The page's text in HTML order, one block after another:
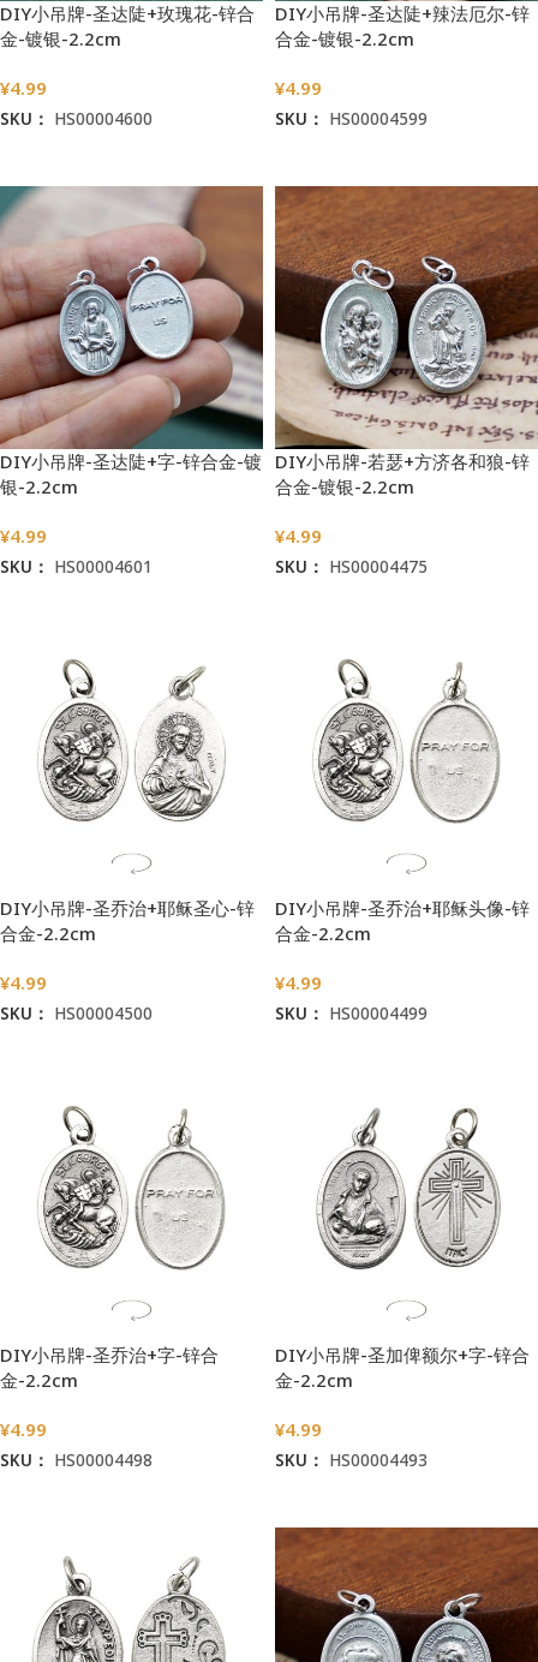
DIY小吊牌-圣达陡+玫瑰花-锌合
金-镀银-2.2cm
¥4.99
SKU： HS00004600
DIY小吊牌-圣达陡+辣法厄尔-锌
合金-镀银-2.2cm
¥4.99
SKU： HS00004599
DIY小吊牌-圣达陡+字-锌合金-镀
银-2.2cm
¥4.99
SKU： HS00004601
DIY小吊牌-若瑟+方济各和狼-锌
合金-镀银-2.2cm
¥4.99
SKU： HS00004475
DIY小吊牌-圣乔治+耶稣圣心-锌
合金-2.2cm
¥4.99
SKU： HS00004500
DIY小吊牌-圣乔治+耶稣头像-锌
合金-2.2cm
¥4.99
SKU： HS00004499
DIY小吊牌-圣乔治+字-锌合
金-2.2cm
¥4.99
SKU： HS00004498
DIY小吊牌-圣加俾额尔+字-锌合
金-2.2cm
¥4.99
SKU： HS00004493